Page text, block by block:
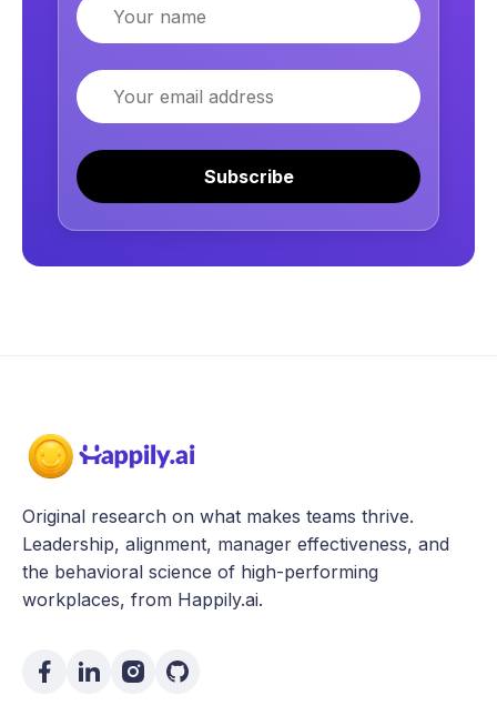
Email
Subscribe
Original research on what makes teams thrive.
Leadership, alignment, manager effectiveness, and
the behavioral science of high-performing
workplaces, from Happily.ai.